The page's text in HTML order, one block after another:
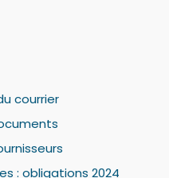
courrier
: obligations 2024